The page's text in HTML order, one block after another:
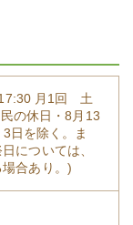
月1回 土
の休日・8月13
日を除く。ま
については、
合あり。)